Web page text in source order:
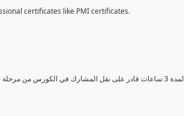
certificates like PMI certificates.
كورس مٌكثف لمدة 3 ساعات قادر على نقل المشارك في الكورس